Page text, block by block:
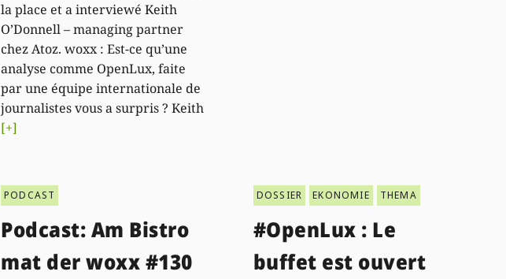
la place et a interviewé Keith
O’Donnell – managing partner
chez Atoz. woxx : Est-ce qu’une
analyse comme OpenLux, faite
par une équipe internationale de
journalistes vous a surpris ? Keith
[+]
PODCAST
Podcast: Am Bistro
mat der woxx #130
DOSSIER EKONOMIE THEMA
#OpenLux : Le
buffet est ouvert